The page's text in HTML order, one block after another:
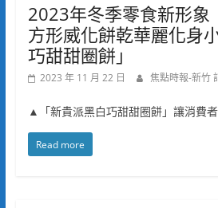
2023年冬季零食新形
方形威化餅乾華麗化身
巧甜甜圈餅」
2023 年 11 月 22 日 焦點時報-新竹
▲「新貴派黑白巧甜甜圈餅」讓消費
Read more